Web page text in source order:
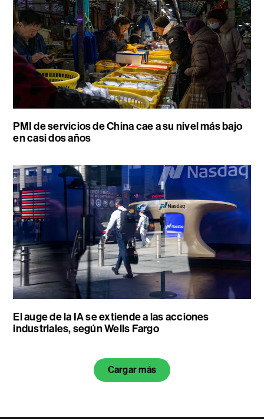
PMI de servicios de China cae a su nivel más bajo
en casi dos años
El auge de la IA se extiende a las acciones
industriales, según Wells Fargo
Cargar más